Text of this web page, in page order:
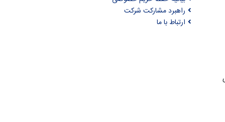
راهبرد مشارکت شرکت
ارتباط با ما